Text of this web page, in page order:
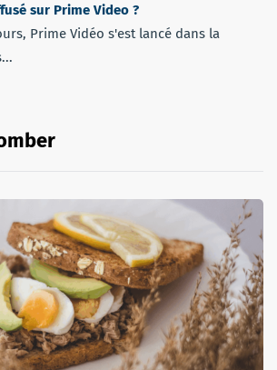
sur Prime Video ?
Prime Vidéo s'est lancé dans la